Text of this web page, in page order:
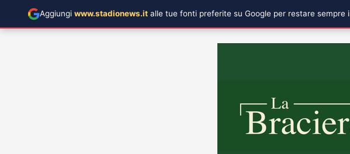
Aggiungi www.stadionews.it alle tue fonti preferite su Google per restare sempre